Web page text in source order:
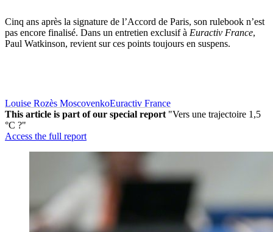
Cinq ans après la signature de l’Accord de Paris, son rulebook n’est
pas encore finalisé. Dans un entretien exclusif à Euractiv France,
Paul Watkinson, revient sur ces points toujours en suspens.
Louise Rozès MoscovenkoEuractiv France
This article is part of our special report "Vers une trajectoire 1,5
°C ?"
Access the full report